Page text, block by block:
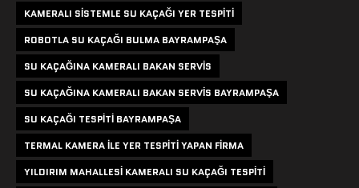
KAMERALI SISTEMLE SU KAÇAĞI YER TESPITI
ROBOTLA SU KAÇAĞI BULMA BAYRAMPAŞA
SU KAÇAĞINA KAMERALI BAKAN SERVIS
SU KAÇAĞINA KAMERALI BAKAN SERVIS BAYRAMPAŞA
SU KAÇAĞI TESPITI BAYRAMPAŞA
TERMAL KAMERA ILE YER TESPITI YAPAN FIRMA
YILDIRIM MAHALLESI KAMERALI SU KAÇAĞI TESPITI